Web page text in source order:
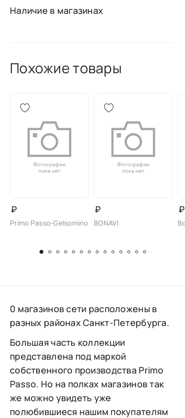
Наличие в магазинах
Похожие товары
₽
Primo Passo-Gelsomino
₽
BONAVI
₽
0 магазинов сети расположены в
разных районах Санкт-Петербурга.
Большая часть коллекции
представлена под маркой
собственного производства Primo
Passo. Но на полках магазинов так
же можно увидеть уже
полюбившиеся нашим покупателям